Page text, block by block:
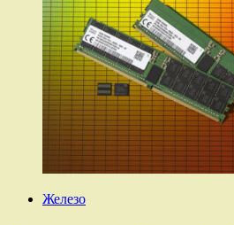
Железо